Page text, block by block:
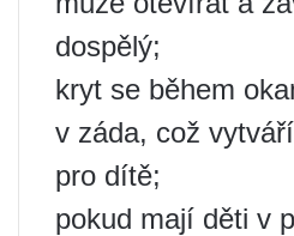
dospělý;
kryt se během
v záda, což
pro dítě;
pokud mají děti v